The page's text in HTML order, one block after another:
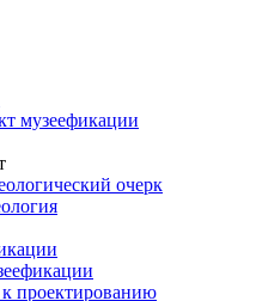
музеефикации
очерк
проектированию